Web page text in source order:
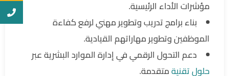
مؤشرات الأداء الرئيسية.
بناء برامج تدريب وتطوير مهني لرفع كفاءة
الموظفين وتطوير مهاراتهم القيادية.
دعم التحول الرقمي في إدارة الموارد البشرية عبر
حلول تقنيةمتقدمة.